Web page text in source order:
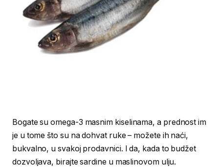
Bogate su omega-3 masnim kiselinama, a prednost im
je u tome što su na dohvat ruke – možete ih naći,
bukvalno, u svakoj prodavnici. I da, kada to budžet
dozvoljava, birajte sardine u maslinovom ulju.